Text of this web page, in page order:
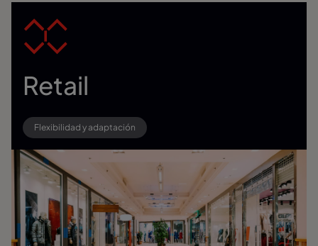
Retail
Flexibilidad y adaptación